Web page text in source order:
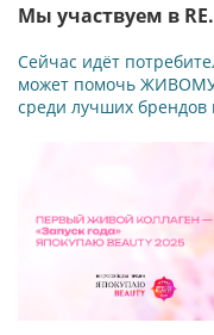
Мы участвуем в
Сейчас идёт
может помочь ЖИВОМУ
среди лучших брендов